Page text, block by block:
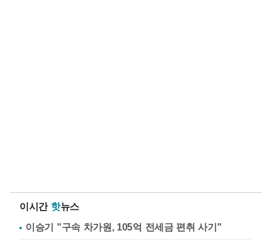
이시간 핫뉴스
이승기 "구속 차가원, 105억 전세금 편취 사기"